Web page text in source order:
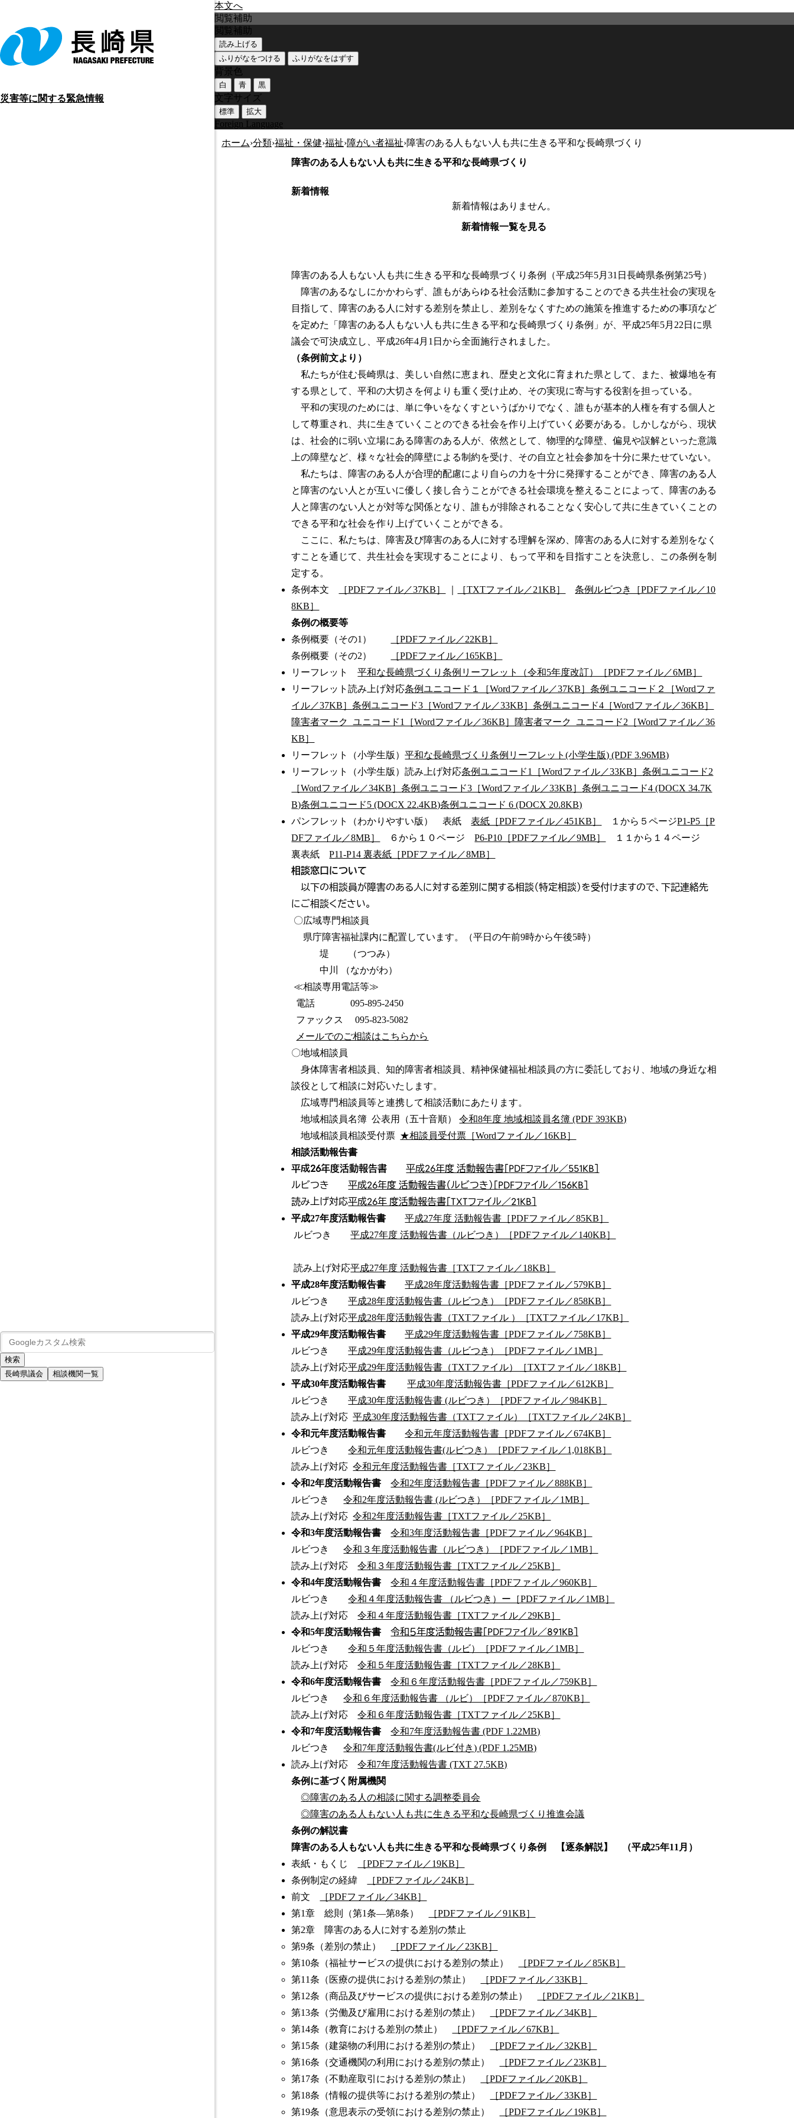
本文へ
災害等に関する緊急情報
長崎県議会 相談機関一覧
閲覧補助
閲覧補助
読み上げる
ふりがなをつける
ふりがなをはずす
背景色
白 青 黒
文字サイズ
標準 拡大
Foreign Language
ホーム›分類›福祉・保健›福祉›障がい者福祉›障害のある人もない人も共に生きる平和な長崎県づくり
障害のある人もない人も共に生きる平和な長崎県づくり
新着情報
新着情報はありません。
新着情報一覧を見る
障害のある人もない人も共に生きる平和な長崎県づくり条例（平成25年5月31日長崎県条例第25号）
障害のあるなしにかかわらず、誰もがあらゆる社会活動に参加することのできる共生社会の実現を
目指して、障害のある人に対する差別を禁止し、差別をなくすための施策を推進するための事項など
を定めた「障害のある人もない人も共に生きる平和な長崎県づくり条例」が、平成25年5月22日に県
議会で可決成立し、平成26年4月1日から全面施行されました。
（条例前文より）
私たちが住む長崎県は、美しい自然に恵まれ、歴史と文化に育まれた県として、また、被爆地を有
する県として、平和の大切さを何よりも重く受け止め、その実現に寄与する役割を担っている。
平和の実現のためには、単に争いをなくすというばかりでなく、誰もが基本的人権を有する個人と
して尊重され、共に生きていくことのできる社会を作り上げていく必要がある。しかしながら、現状
は、社会的に弱い立場にある障害のある人が、依然として、物理的な障壁、偏見や誤解といった意識
上の障壁など、様々な社会的障壁による制約を受け、その自立と社会参加を十分に果たせていない。
私たちは、障害のある人が合理的配慮により自らの力を十分に発揮することができ、障害のある人
と障害のない人とが互いに優しく接し合うことができる社会環境を整えることによって、障害のある
人と障害のない人とが対等な関係となり、誰もが排除されることなく安心して共に生きていくことの
できる平和な社会を作り上げていくことができる。
ここに、私たちは、障害及び障害のある人に対する理解を深め、障害のある人に対する差別をなく
すことを通じて、共生社会を実現することにより、もって平和を目指すことを決意し、この条例を制
定する。
条例本文
［PDFファイル／37KB］ ［TXTファイル／21KB］
条例ルビつき［PDFファイル／10
8KB］
条例の概要等
条例概要（その1）
［PDFファイル／22KB］
条例概要（その2）
［PDFファイル／165KB］
リーフレット平和な長崎県づくり条例リーフレット（令和5年度改訂）［PDFファイル／6MB］
リーフレット読み上げ対応条例ユニコード１［Wordファイル／37KB］条例ユニコード２［Wordファ
イル／37KB］条例ユニコード3［Wordファイル／33KB］条例ユニコード4［Wordファイル／36KB］
障害者マーク_ユニコード1［Wordファイル／36KB］ 障害者マーク_ユニコード2［Wordファイル／36
KB］
リーフレット（小学生版）平和な長崎県づくり条例リーフレット(小学生版) (PDF 3.96MB)
リーフレット（小学生版）読み上げ対応条例ユニコード1［Wordファイル／33KB］条例ユニコード2
［Wordファイル／34KB］条例ユニコード3［Wordファイル／33KB］条例ユニコード4 (DOCX 34.7K
B)条例ユニコード5 (DOCX 22.4KB)条例ユニコード 6 (DOCX 20.8KB)
パンフレット（わかりやすい版） 表紙表紙［PDFファイル／451KB］ １から５ページP1-P5［P
DFファイル／8MB］
６から１０ページP6-P10［PDFファイル／9MB］
１１から１４ページ
裏表紙P11-P14 裏表紙［PDFファイル／8MB］
相談窓口について
以下の相談員が障害のある人に対する差別に関する相談（特定相談）を受付けますので、下記連絡先
にご相談ください。
〇広域専門相談員
県庁障害福祉課内に配置しています。（平日の午前9時から午後5時）
堤 （つつみ）
中川 （なかがわ）
≪相談専用電話等≫
電話 095-895-2450
ファックス 095-823-5082
メールでのご相談はこちらから
〇地域相談員
身体障害者相談員、知的障害者相談員、精神保健福祉相談員の方に委託しており、地域の身近な相
談役として相談に対応いたします。
広域専門相談員等と連携して相談活動にあたります。
地域相談員名簿 公表用（五十音順）令和8年度 地域相談員名簿 (PDF 393KB)
地域相談員相談受付票 ★相談員受付票［Wordファイル／16KB］
相談活動報告書
平成26年度活動報告書
平成26年度 活動報告書［PDFファイル／551KB］
ルビつき平成26年度 活動報告書（ルビつき）［PDFファイル／156KB］
読み上げ対応平成26年 度活動報告書［TXTファイル／21KB］
平成27年度活動報告書
平成27年度 活動報告書［PDFファイル／85KB］
ルビつき平成27年度 活動報告書（ルビつき）［PDFファイル／140KB］
読み上げ対応平成27年度 活動報告書［TXTファイル／18KB］
平成28年度活動報告書
平成28年度活動報告書［PDFファイル／579KB］
ルビつき平成28年度活動報告書（ルビつき）［PDFファイル／858KB］
読み上げ対応平成28年度活動報告書（TXTファイル ）［TXTファイル／17KB］
平成29年度活動報告書
平成29年度活動報告書［PDFファイル／758KB］
ルビつき平成29年度活動報告書（ルビつき）［PDFファイル／1MB］
読み上げ対応平成29年度活動報告書（TXTファイル）［TXTファイル／18KB］
平成30年度活動報告書
平成30年度活動報告書［PDFファイル／612KB］
ルビつき平成30年度活動報告書 (ルビつき）［PDFファイル／984KB］
読み上げ対応平成30年度活動報告書（TXTファイル）［TXTファイル／24KB］
令和元年度活動報告書
令和元年度活動報告書［PDFファイル／674KB］
ルビつき令和元年度活動報告書(ルビつき）［PDFファイル／1,018KB］
読み上げ対応令和元年度活動報告書［TXTファイル／23KB］
令和2年度活動報告書
令和2年度活動報告書［PDFファイル／888KB］
ルビつき令和2年度活動報告書 (ルビつき）［PDFファイル／1MB］
読み上げ対応令和2年度活動報告書［TXTファイル／25KB］
令和3年度活動報告書
令和3年度活動報告書［PDFファイル／964KB］
ルビつき令和３年度活動報告書（ルビつき）［PDFファイル／1MB］
読み上げ対応令和３年度活動報告書［TXTファイル／25KB］
令和4年度活動報告書令和４年度活動報告書［PDFファイル／960KB］
ルビつき令和４年度活動報告書 （ルビつき）ー［PDFファイル／1MB］
読み上げ対応令和４年度活動報告書［TXTファイル／29KB］
令和5年度活動報告書
令和５年度活動報告書［PDFファイル／891KB］
ルビつき令和５年度活動報告書（ルビ）［PDFファイル／1MB］
読み上げ対応令和５年度活動報告書［TXTファイル／28KB］
令和6年度活動報告書
令和６年度活動報告書［PDFファイル／759KB］
ルビつき令和６年度活動報告書 （ルビ）［PDFファイル／870KB］
読み上げ対応令和６年度活動報告書［TXTファイル／25KB］
令和7年度活動報告書令和7年度活動報告書 (PDF 1.22MB)
ルビつき令和7年度活動報告書(ルビ付き) (PDF 1.25MB)
読み上げ対応令和7年度活動報告書 (TXT 27.5KB)
条例に基づく附属機関
◎障害のある人の相談に関する調整委員会
◎障害のある人もない人も共に生きる平和な長崎県づくり推進会議
条例の解説書
障害のある人もない人も共に生きる平和な長崎県づくり条例 【逐条解説】 （平成25年11月）
表紙・もくじ
［PDFファイル／19KB］
条例制定の経緯
［PDFファイル／24KB］
前文
［PDFファイル／34KB］
第1章 総則（第1条―第8条）
［PDFファイル／91KB］
第2章 障害のある人に対する差別の禁止
第9条（差別の禁止）
［PDFファイル／23KB］
第10条（福祉サービスの提供における差別の禁止）
［PDFファイル／85KB］
第11条（医療の提供における差別の禁止）
［PDFファイル／33KB］
第12条（商品及びサービスの提供における差別の禁止）
［PDFファイル／21KB］
第13条（労働及び雇用における差別の禁止）
［PDFファイル／34KB］
第14条（教育における差別の禁止）
［PDFファイル／67KB］
第15条（建築物の利用における差別の禁止）
［PDFファイル／32KB］
第16条（交通機関の利用における差別の禁止）
［PDFファイル／23KB］
第17条（不動産取引における差別の禁止）
［PDFファイル／20KB］
第18条（情報の提供等における差別の禁止）
［PDFファイル／33KB］
第19条（意思表示の受領における差別の禁止）
［PDFファイル／19KB］